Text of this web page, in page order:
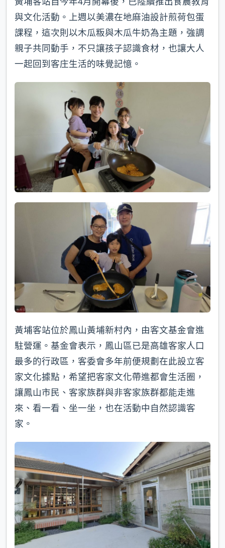
與文化活動。上週以美濃在地麻油設計煎荷包蛋
課程，這次則以木瓜粄與木瓜牛奶為主題，強調
親子共同動手，不只讓孩子認識食材，也讓大人
一起回到客庄生活的味覺記憶。
黃埔客站位於鳳山黃埔新村內，由客文基金會進
駐營運。基金會表示，鳳山區已是高雄客家人口
最多的行政區，客委會多年前便規劃在此設立客
家文化據點，希望把客家文化帶進都會生活圈，
讓鳳山市民、客家族群與非客家族群都能走進
來、看一看、坐一坐，也在活動中自然認識客
家。